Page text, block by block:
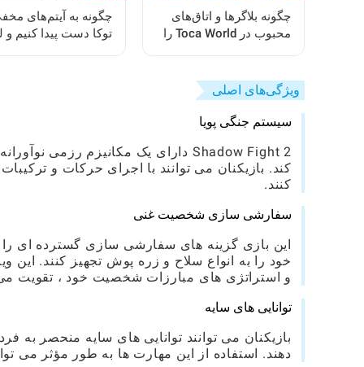
چگونه بلاگرها و اتاق‌های
محبوب در Toca World را
چگونه به آیتم‌های
توکا دست پیدا کنیم
ویژگی‌های اصلی
سیستم جنگی پویا
کند. بازیکنان می توانند با اجرای حرکات و
کنند.
سفارشی سازی شخصیت غنی
این بازی گزینه های سفارشی سازی گسترده ای را
خود را به انواع سلاح و زره پوش تجهیز کنند. این
و استراتژی های مبارزات شخصیت خود ، تقویت
توانایی های سایه
بازیکنان می توانند توانایی های سایه منحصر به
دهند. استفاده از این مهارت ها به طور مؤثر می